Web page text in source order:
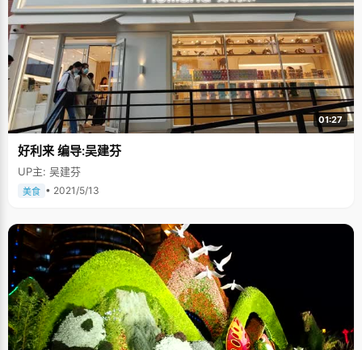
01:27
好利来 编导:吴建芬
UP主: 吴建芬
美食 • 2021/5/13